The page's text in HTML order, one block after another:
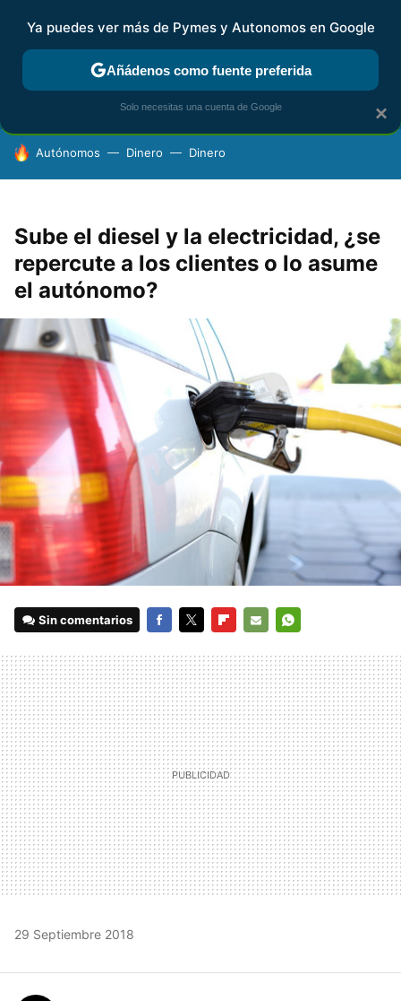
FISCALIDAD Y CONTABILIDAD KIT DIGITAL RENTA
HOY SE HABLA DE
Autónomos Dinero Dinero
Sube el diesel y la electricidad, ¿se
repercute a los clientes o lo asume
el autónomo?
Sin comentarios
MAIL
29 Septiembre 2018
×
Ya puedes ver más de Pymes y Autonomos en Google
Añádenos como fuente preferida
Solo necesitas una cuenta de Google